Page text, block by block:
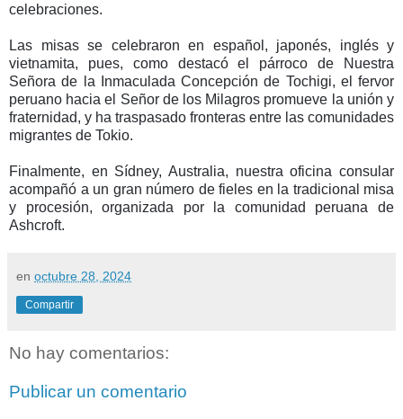
celebraciones.
Las misas se celebraron en español, japonés, inglés y
vietnamita, pues, como destacó el párroco de Nuestra
Señora de la Inmaculada Concepción de Tochigi, el fervor
peruano hacia el Señor de los Milagros promueve la unión y
fraternidad, y ha traspasado fronteras entre las comunidades
migrantes de Tokio.
Finalmente, en Sídney, Australia, nuestra oficina consular
acompañó a un gran número de fieles en la tradicional misa
y procesión, organizada por la comunidad peruana de
Ashcroft.
en octubre 28, 2024
Compartir
No hay comentarios:
Publicar un comentario